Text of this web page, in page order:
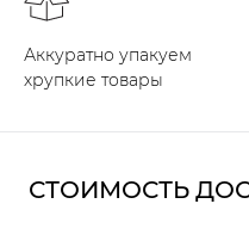
Аккуратно упакуем
хрупкие товары
СТОИМОСТЬ